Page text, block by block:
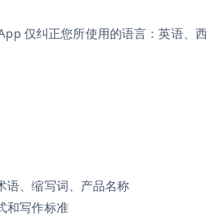
仅纠正您所使用的语言：英语、
语、缩写词、产品名称
和写作标准